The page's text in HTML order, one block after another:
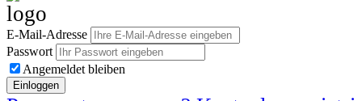
E-Mail-Adresse
Passwort
Angemeldet bleiben
Einloggen